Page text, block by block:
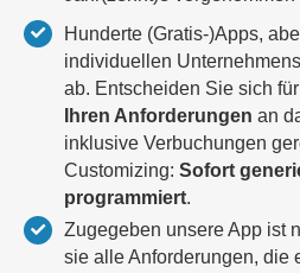
Hunderte (Gratis-)Apps,
individuellen
ab. Entscheiden Sie sich für
Ihren Anforderungen an
inklusive Verbuchungen
Customizing: Sofort
programmiert.
Zugegeben unsere App ist
sie alle Anforderungen, die